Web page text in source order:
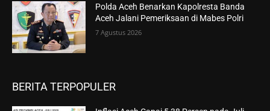
Polda Aceh Benarkan Kapolresta Banda
Aceh Jalani Pemeriksaan di Mabes Polri
7 Agustus 2026
BERITA TERPOPULER